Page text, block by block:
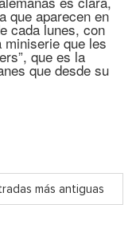
que aparecen en
cada lunes, con
que les
que es la
que desde su
más antiguas